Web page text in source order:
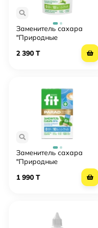
Заменитель сахара
"Природные
FitParad
2 390 T
Заменитель сахара
"Природные
компоненты" FitParad №
14, 100 штук
1 990 T